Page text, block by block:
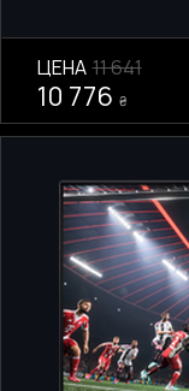
ЦЕНА 11 641
10 776 ₴